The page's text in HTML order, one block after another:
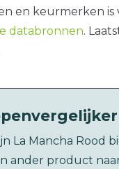
en keurmerken is
databronnen.
La Mancha Rood
ander product